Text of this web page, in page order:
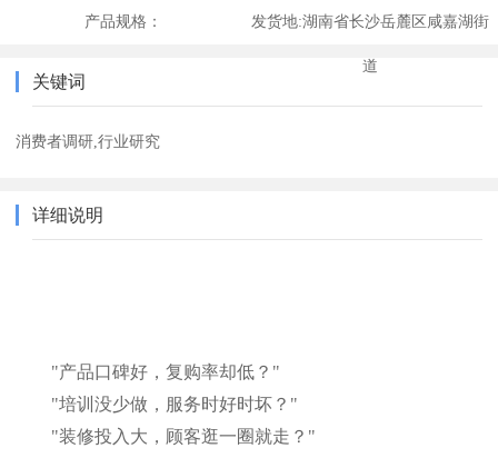
产品规格： 发货地:湖南省长沙岳麓区咸嘉湖街
道
关键词
消费者调研,行业研究
详细说明
"产品口碑好，复购率却低？"
"培训没少做，服务时好时坏？"
"装修投入大，顾客逛一圈就走？"